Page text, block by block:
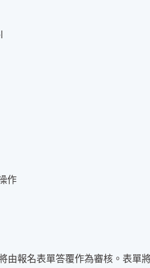
作
由報名表單答覆作為審核。表單